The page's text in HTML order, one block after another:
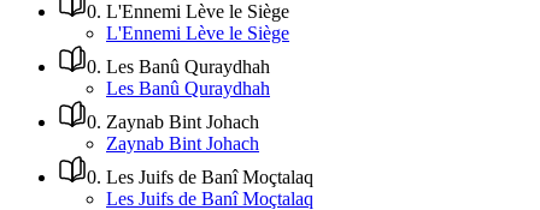
0. L'Ennemi Lève le Siège
L'Ennemi Lève le Siège
0. Les Banû Quraydhah
Les Banû Quraydhah
0. Zaynab Bint Johach
Zaynab Bint Johach
0. Les Juifs de Banî Moçtalaq
Les Juifs de Banî Moçtalaq